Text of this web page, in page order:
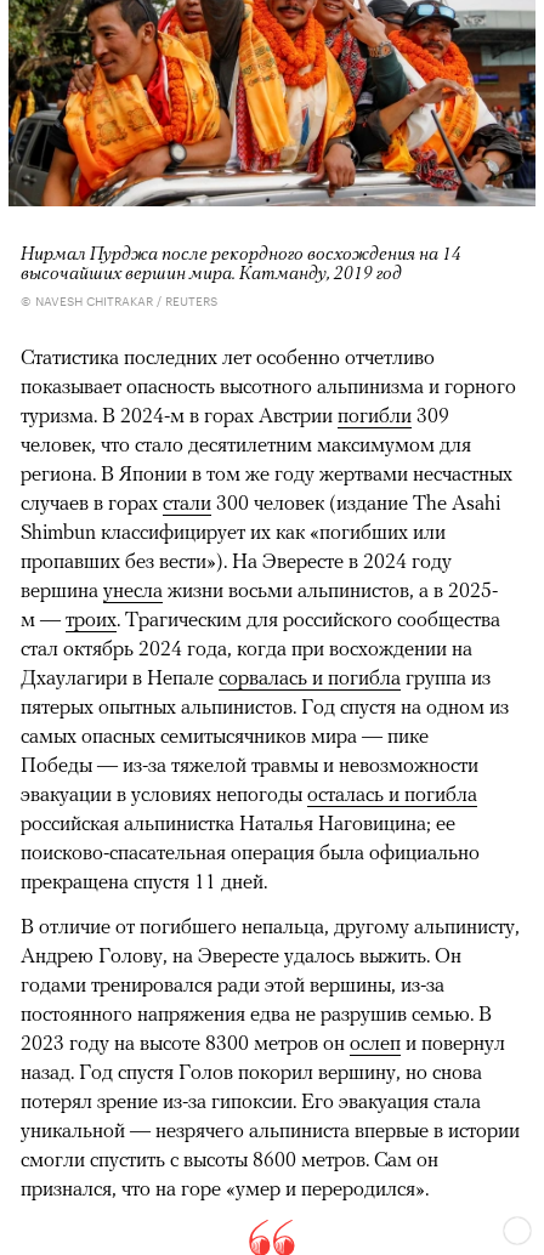
Нирмал Пурджа после рекордного восхождения на 14
высочайших вершин мира. Катманду, 2019 год
© NAVESH CHITRAKAR / REUTERS
Статистика последних лет особенно отчетливо
показывает опасность высотного альпинизма и горного
туризма. В 2024-м в горах Австрии погибли 309
человек, что стало десятилетним максимумом для
региона. В Японии в том же году жертвами несчастных
случаев в горах стали 300 человек (издание The Asahi
Shimbun классифицирует их как «погибших или
пропавших без вести»). На Эвересте в 2024 году
вершина унесла жизни восьми альпинистов, а в 2025-
м — троих. Трагическим для российского сообщества
стал октябрь 2024 года, когда при восхождении на
Дхаулагири в Непале сорвалась и погибла группа из
пятерых опытных альпинистов. Год спустя на одном из
самых опасных семитысячников мира — пике
Победы — из-за тяжелой травмы и невозможности
эвакуации в условиях непогоды осталась и погибла
российская альпинистка Наталья Наговицина; ее
поисково-спасательная операция была официально
прекращена спустя 11 дней.
В отличие от погибшего непальца, другому альпинисту,
Андрею Голову, на Эвересте удалось выжить. Он
годами тренировался ради этой вершины, из-за
постоянного напряжения едва не разрушив семью. В
2023 году на высоте 8300 метров он ослеп и повернул
назад. Год спустя Голов покорил вершину, но снова
потерял зрение из-за гипоксии. Его эвакуация стала
уникальной — незрячего альпиниста впервые в истории
смогли спустить с высоты 8600 метров. Сам он
признался, что на горе «умер и переродился».